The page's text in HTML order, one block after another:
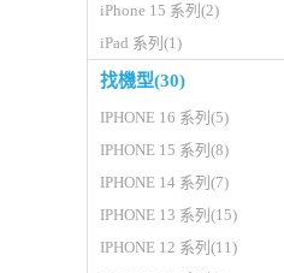
iPhone 15 系列(2)
iPad 系列(1)
找機型(30)
IPHONE 16 系列(5)
IPHONE 15 系列(8)
IPHONE 14 系列(7)
IPHONE 13 系列(15)
IPHONE 12 系列(11)